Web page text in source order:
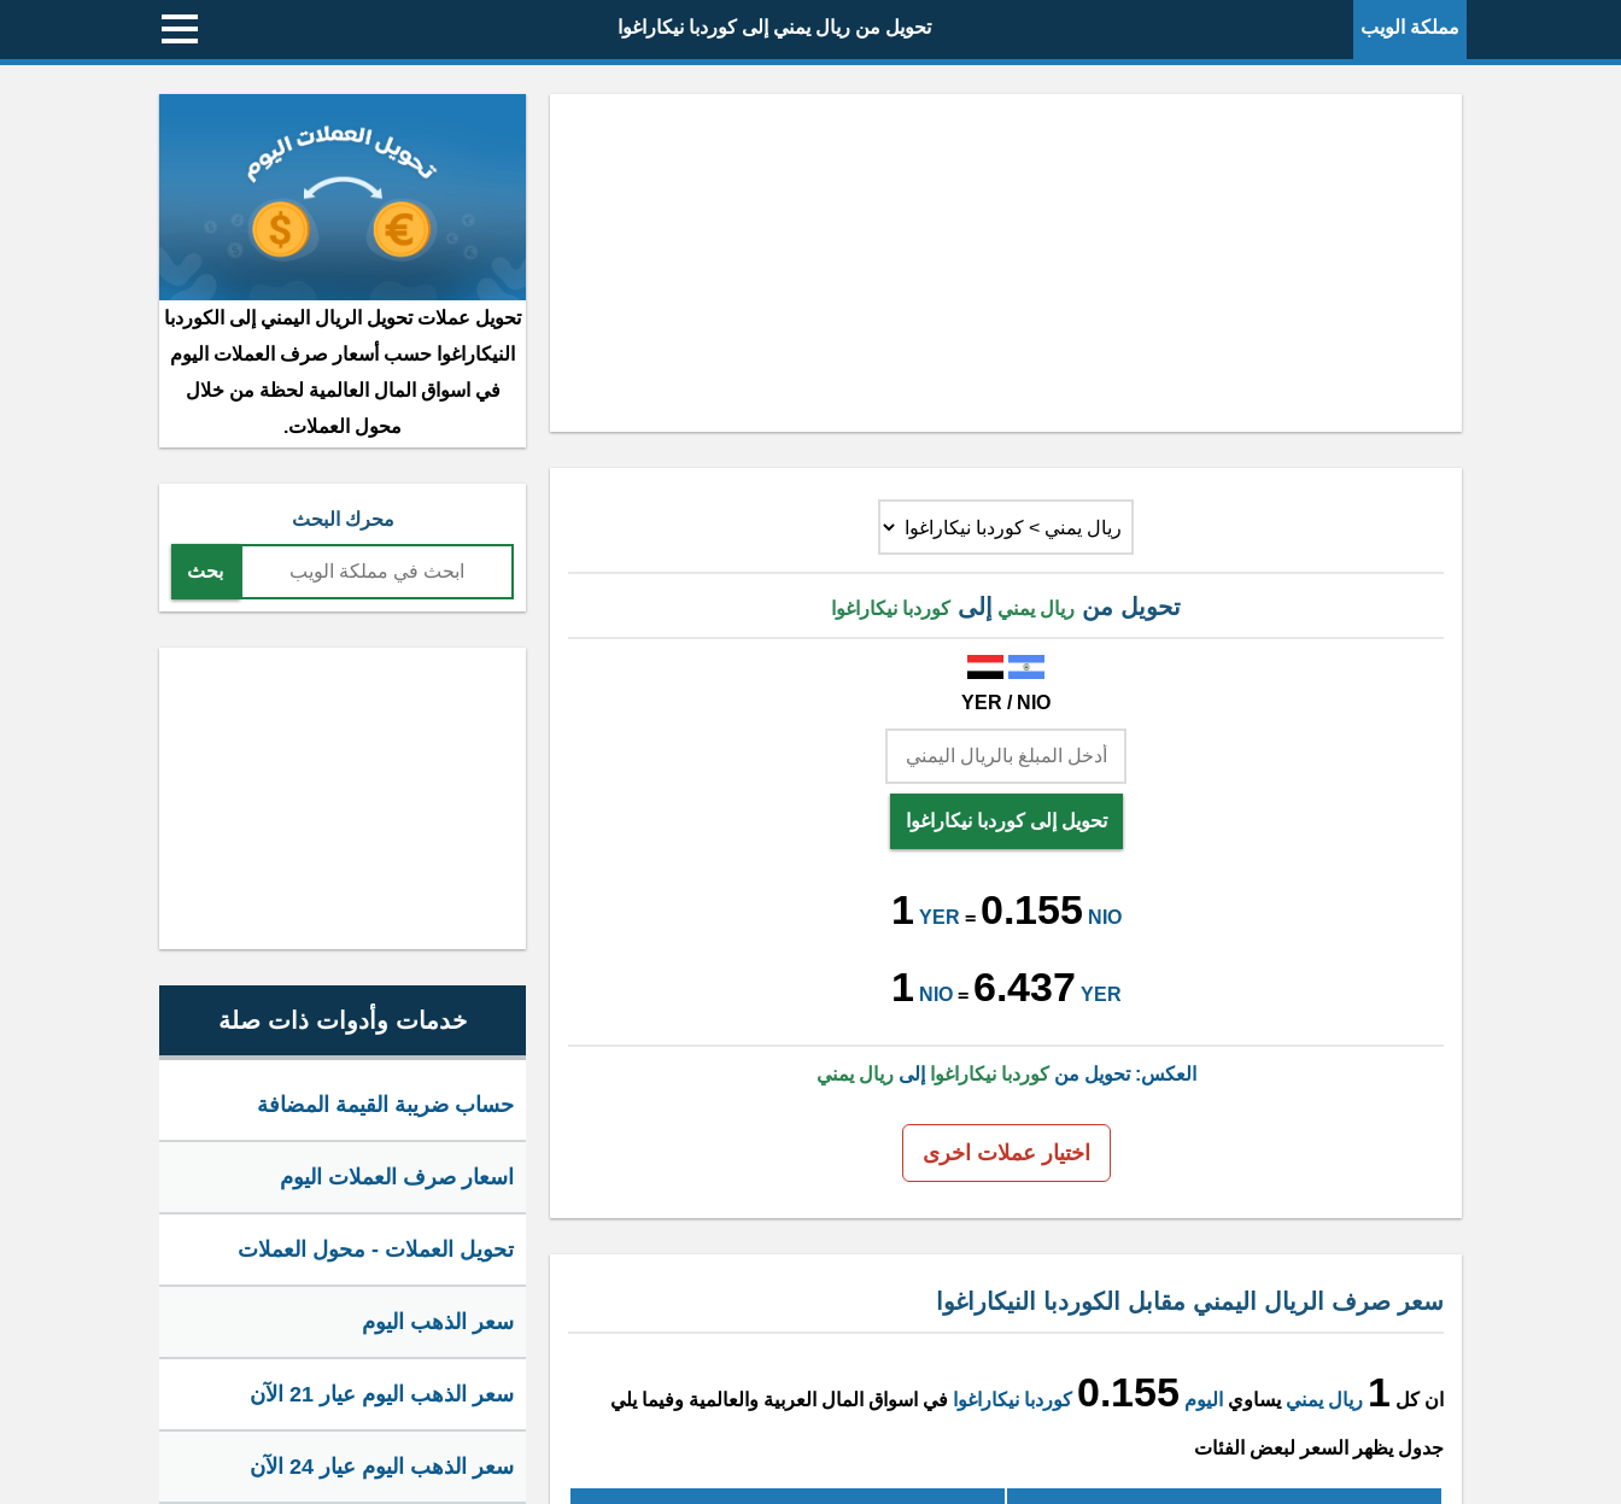
مملكة الويب تحويل من ريال يمني إلى كوردبا نيكاراغوا
تحويل من ريال يمني إلىكوردبا نيكاراغوا
YER / NIO
تحويل إلى كوردبا نيكاراغوا
1 YER = 0.155 NIO
1 NIO= 6.437 YER
العكس: تحويل منكوردبا نيكاراغوا إلىريال يمني
اختيار عملات اخرى
سعر صرف الريال اليمني مقابل الكوردبا النيكاراغوا
ان كل 1 ريال يمني يساوي اليوم 0.155 كوردبا نيكاراغوا في اسواق المال العربية والعالمية وفيما يلي
جدول يظهر السعر لبعض الفئات
تحويل عملات تحويل الريال اليمني إلى الكوردبا
النيكاراغوا حسب أسعار صرف العملات اليوم
في اسواق المال العالمية لحظة من خلال
محول العملات.
محرك البحث
بحث
خدمات وأدوات ذات صلة
حساب ضريبة القيمة المضافة
اسعار صرف العملات اليوم
تحويل العملات - محول العملات
سعر الذهب اليوم
سعر الذهب اليوم عيار 21 الآن
سعر الذهب اليوم عيار 24 الآن